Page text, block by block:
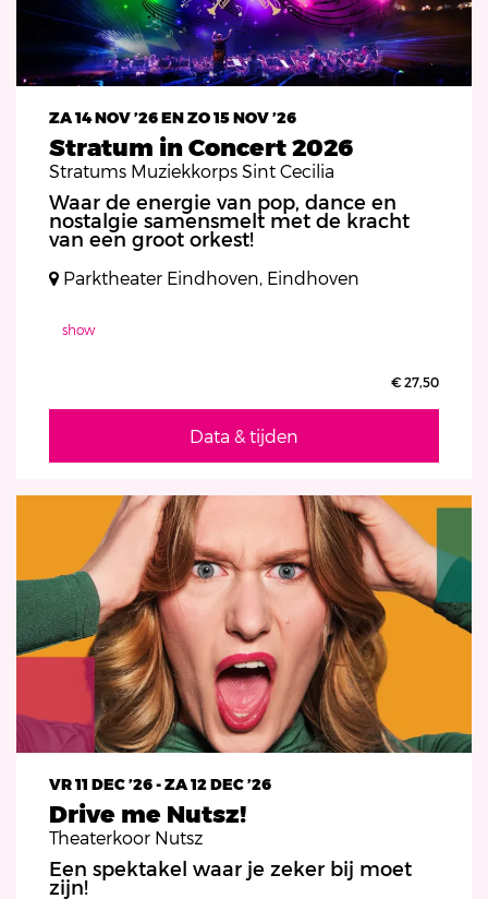
Stratum in Concert 2026
Stratums Muziekkorps Sint Cecilia
ZA 14 NOV ’26ENZO 15 NOV ’26
Waar de energie van pop, dance en
nostalgie samensmelt met de kracht
van een groot orkest!
Parktheater Eindhoven, Eindhoven
show
€ 27,50
Data & tijden
Drive me Nutsz!
Theaterkoor Nutsz
VR 11 DEC ’26-ZA 12 DEC ’26
Een spektakel waar je zeker bij moet
zijn!